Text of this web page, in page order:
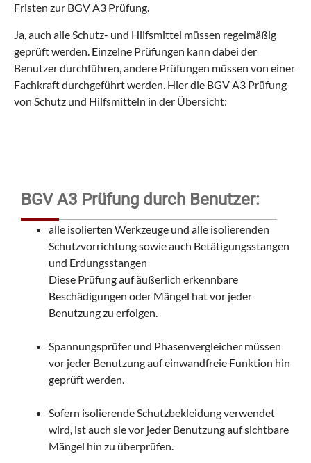
Fristen zur BGV A3 Prüfung.
Ja, auch alle Schutz- und Hilfsmittel müssen regelmäßig
geprüft werden. Einzelne Prüfungen kann dabei der
Benutzer durchführen, andere Prüfungen müssen von einer
Fachkraft durchgeführt werden. Hier die BGV A3 Prüfung
von Schutz und Hilfsmitteln in der Übersicht:
BGV A3 Prüfung durch Benutzer:
alle isolierten Werkzeuge und alle isolierenden
Schutzvorrichtung sowie auch Betätigungsstangen
und Erdungsstangen
Diese Prüfung auf äußerlich erkennbare
Beschädigungen oder Mängel hat vor jeder
Benutzung zu erfolgen.
Spannungsprüfer und Phasenvergleicher müssen
vor jeder Benutzung auf einwandfreie Funktion hin
geprüft werden.
Sofern isolierende Schutzbekleidung verwendet
wird, ist auch sie vor jeder Benutzung auf sichtbare
Mängel hin zu überprüfen.